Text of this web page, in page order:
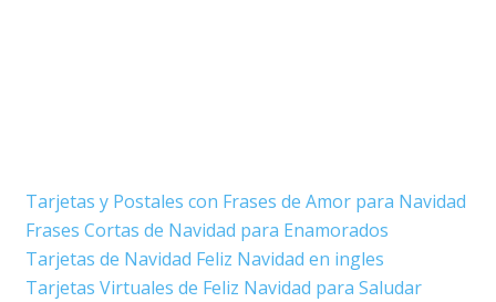
Tarjetas y Postales con Frases de Amor para Navidad
Frases Cortas de Navidad para Enamorados
Tarjetas de Navidad Feliz Navidad en ingles
Tarjetas Virtuales de Feliz Navidad para Saludar